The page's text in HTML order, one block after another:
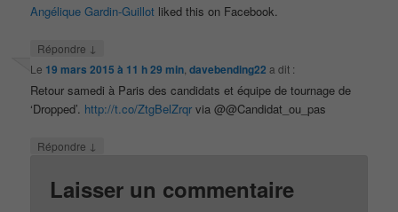
Angélique Gardin-Guillot liked this on Facebook.
Répondre ↓
Le 19 mars 2015 à 11 h 29 min ,davebending22 a dit :
Retour samedi à Paris des candidats et équipe de tournage de
‘Dropped’. http://t.co/ZtgBelZrqr via @@Candidat_ou_pas
Répondre ↓
Laisser un commentaire